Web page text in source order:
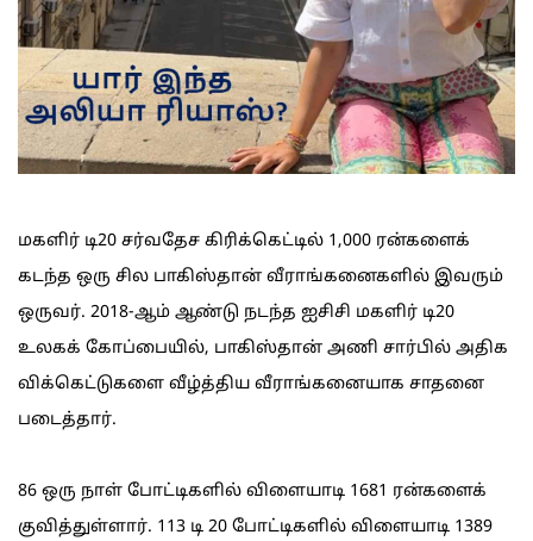
மகளிர் டி20 சர்வதேச கிரிக்கெட்டில் 1,000 ரன்களைக்
கடந்த ஒரு சில பாகிஸ்தான் வீராங்கனைகளில் இவரும்
ஒருவர். 2018-ஆம் ஆண்டு நடந்த ஐசிசி மகளிர் டி20
உலகக் கோப்பையில், பாகிஸ்தான் அணி சார்பில் அதிக
விக்கெட்டுகளை வீழ்த்திய வீராங்கனையாக சாதனை
படைத்தார்.
86 ஒரு நாள் போட்டிகளில் விளையாடி 1681 ரன்களைக்
குவித்துள்ளார். 113 டி 20 போட்டிகளில் விளையாடி 1389